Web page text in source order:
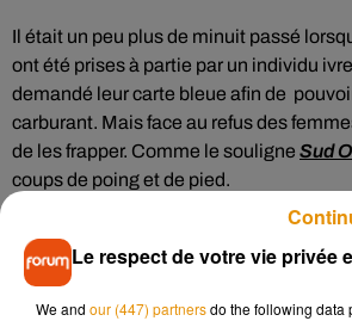
Il était un peu plus de minuit passé
ont été prises à partie par un individu
demandé leur carte bleue afin de
carburant. Mais face au refus des
de les frapper. Comme le souligne Sud
coups de poing et de pied.
L’agresseur a fini par être interpellé
tard par la police au Champ-de-
enquêteurs ont alors découvert que le
précédemment été condamné à quatre
Le respect de votre vie privée
We and our (447) partnersdo the following data